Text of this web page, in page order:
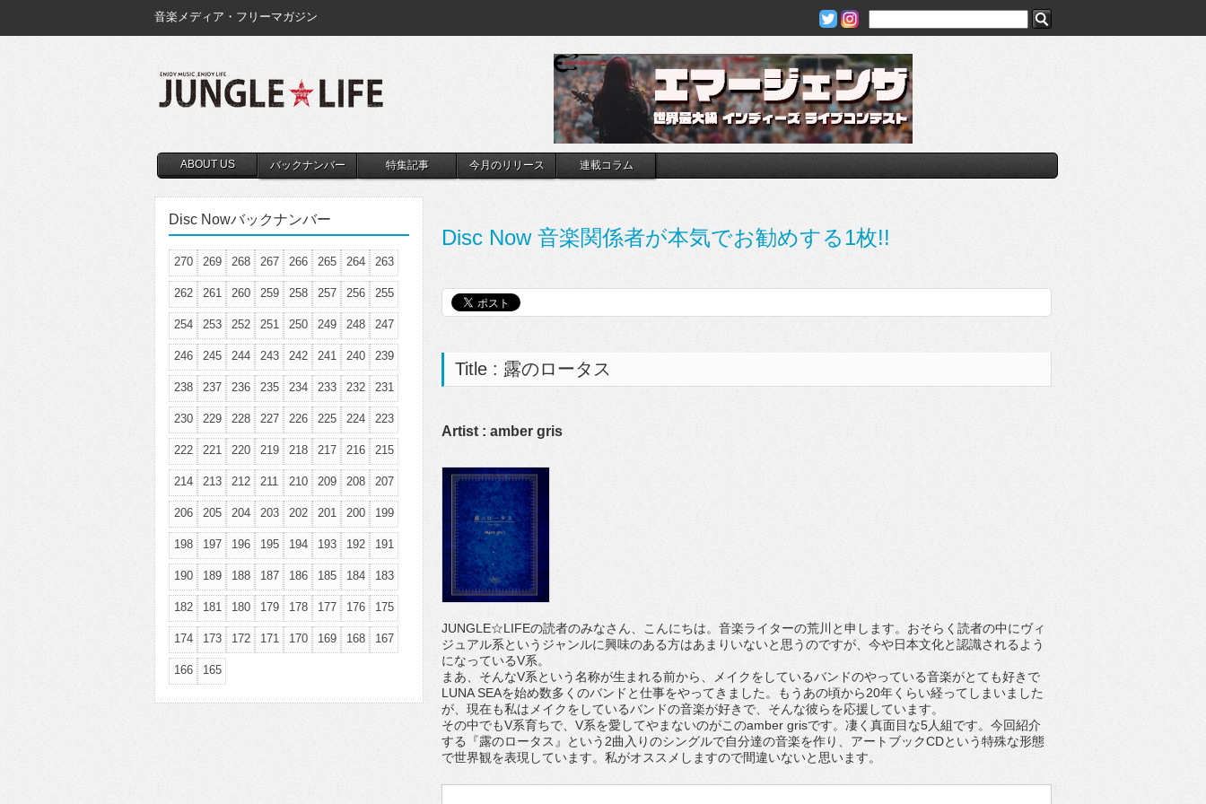
音楽メディア・フリーマガジン
ABOUT US バックナンバー 特集記事 今月のリリース 連載コラム
Disc Now 音楽関係者が本気でお勧めする1枚!!
Title : 露のロータス
Artist : amber gris
JUNGLE☆LIFEの読者のみなさん、こんにちは。音楽ライターの荒川と申します。おそらく読者の中にヴィ
ジュアル系というジャンルに興味のある方はあまりいないと思うのですが、今や日本文化と認識されるよう
になっているV系。
まあ、そんなV系という名称が生まれる前から、メイクをしているバンドのやっている音楽がとても好きで
LUNA SEAを始め数多くのバンドと仕事をやってきました。もうあの頃から20年くらい経ってしまいました
が、現在も私はメイクをしているバンドの音楽が好きで、そんな彼らを応援しています。
その中でもV系育ちで、V系を愛してやまないのがこのamber grisです。凄く真面目な5人組です。今回紹介
する『露のロータス』という2曲入りのシングルで自分達の音楽を作り、アートブックCDという特殊な形態
で世界観を表現しています。私がオススメしますので間違いないと思います。
Disc Nowバックナンバー
270 269 268 267 266 265 264 263
262 261 260 259 258 257 256 255
254 253 252 251 250 249 248 247
246 245 244 243 242 241 240 239
238 237 236 235 234 233 232 231
230 229 228 227 226 225 224 223
222 221 220 219 218 217 216 215
214 213 212 211 210 209 208 207
206 205 204 203 202 201 200 199
198 197 196 195 194 193 192 191
190 189 188 187 186 185 184 183
182 181 180 179 178 177 176 175
174 173 172 171 170 169 168 167
166 165